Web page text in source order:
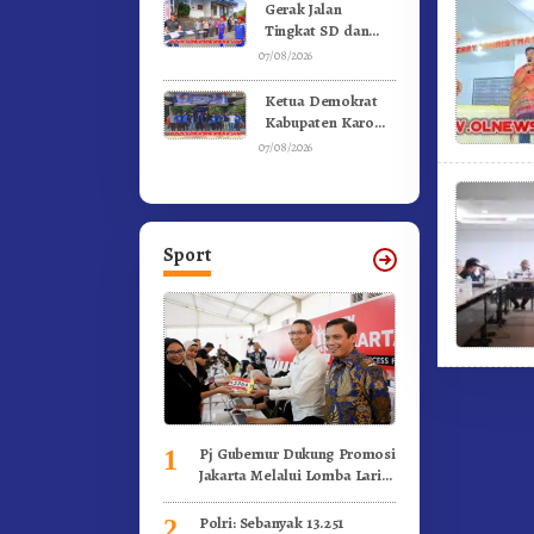
Gerak Jalan
Tingkat SD dan
SMP Untuk
Ke-81 Dibuka
Sekda Karo
07/08/2026
Ketua Demokrat
Kabupaten Karo
Pimpin Laskar Biru
07/08/2026
Sport
1
Pj Gubernur Dukung Promosi
Jakarta Melalui Lomba Lari
Polri: Sebanyak 13.251